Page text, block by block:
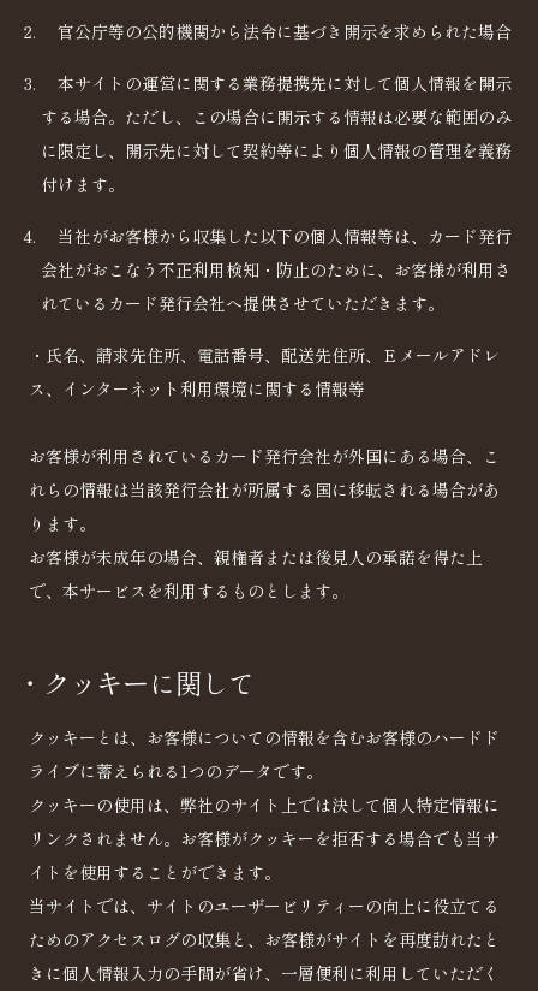
官公庁等の公的機関から法令に基づき開示を求められた場合
本サイトの運営に関する業務提携先に対して個人情報を開示
する場合。ただし、この場合に開示する情報は必要な範囲のみ
に限定し、開示先に対して契約等により個人情報の管理を義務
付けます。
当社がお客様から収集した以下の個人情報等は、カード発行
会社がおこなう不正利用検知・防止のために、お客様が利用さ
れているカード発行会社へ提供させていただきます。
・氏名、請求先住所、電話番号、配送先住所、Ｅメールアドレ
ス、インターネット利用環境に関する情報等
お客様が利用されているカード発行会社が外国にある場合、こ
れらの情報は当該発行会社が所属する国に移転される場合があ
ります。
お客様が未成年の場合、親権者または後見人の承諾を得た上
で、本サービスを利用するものとします。
・クッキーに関して
クッキーとは、お客様についての情報を含むお客様のハードド
ライブに蓄えられる1つのデータです。
クッキーの使用は、弊社のサイト上では決して個人特定情報に
リンクされません。お客様がクッキーを拒否する場合でも当サ
イトを使用することができます。
当サイトでは、サイトのユーザービリティーの向上に役立てる
ためのアクセスログの収集と、お客様がサイトを再度訪れたと
きに個人情報入力の手間が省け、一層便利に利用していただく